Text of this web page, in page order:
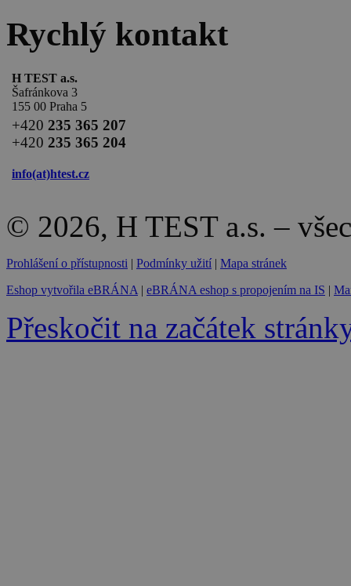
Rychlý kontakt
H TEST a.s.
Šafránkova 3
155 00 Praha 5
+420 235 365 207
+420 235 365 204
info(at)htest.cz
© 2026, H TEST a.s. –
Prohlášení o přístupnosti | Podmínky užití | Mapa stránek
Eshop vytvořila eBRÁNA | eBRÁNA eshop s propojením na IS |
Přeskočit na začátek